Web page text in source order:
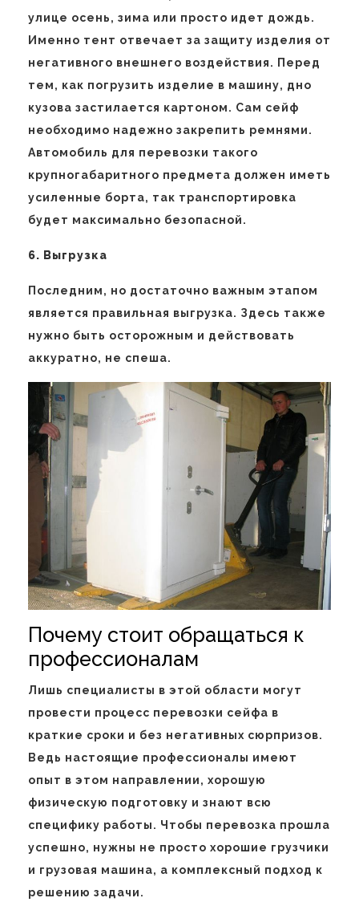
улице осень, зима или просто идет дождь.
Именно тент отвечает за защиту изделия от
негативного внешнего воздействия. Перед
тем, как погрузить изделие в машину, дно
кузова застилается картоном. Сам сейф
необходимо надежно закрепить ремнями.
Автомобиль для перевозки такого
крупногабаритного предмета должен иметь
усиленные борта, так транспортировка
будет максимально безопасной.
6. Выгрузка
Последним, но достаточно важным этапом
является правильная выгрузка. Здесь также
нужно быть осторожным и действовать
аккуратно, не спеша.
Почему стоит обращаться к
профессионалам
Лишь специалисты в этой области могут
провести процесс перевозки сейфа в
краткие сроки и без негативных сюрпризов.
Ведь настоящие профессионалы имеют
опыт в этом направлении, хорошую
физическую подготовку и знают всю
специфику работы. Чтобы перевозка прошла
успешно, нужны не просто хорошие грузчики
и грузовая машина, а комплексный подход к
решению задачи.